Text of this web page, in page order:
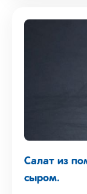
Салат из
сыром.